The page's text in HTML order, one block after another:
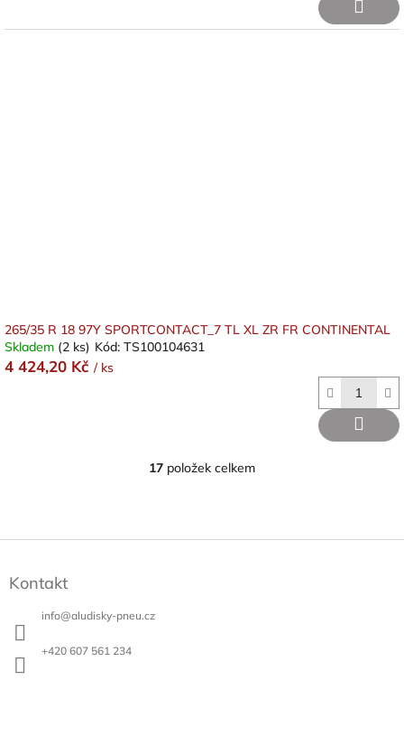
265/35 R 18 97Y SPORTCONTACT_7 TL XL ZR FR CONTINENTAL
Skladem (2 ks) Kód: TS100104631
4 424,20 Kč / ks
O
d
17 položek celkem
Kontakt
info@aludisky-pneu.cz
+420 607 561 234